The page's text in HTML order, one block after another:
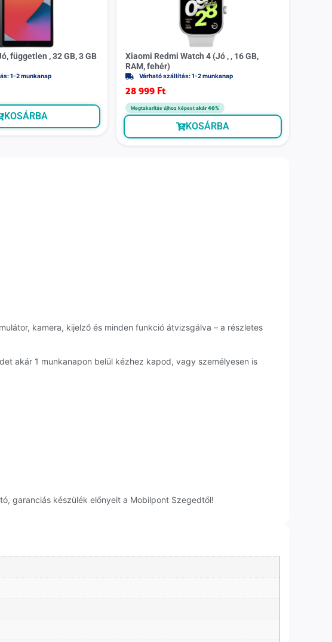
független , 32 GB, 3 GB
1-2 munkanap
KOSÁRBA
Xiaomi Redmi Watch 4 (Jó , , 16 GB,
RAM, fehér)
Várható szállítás: 1-2 munkanap
28 999 Ft
Megtakarítás újhoz képestakár 40%
KOSÁRBA
kamera, kijelző és minden funkció átvizsgálva – a részletes
akár 1 munkanapon belül kézhez kapod, vagy személyesen is
garanciás készülék előnyeit a Mobilpont Szegedtől!